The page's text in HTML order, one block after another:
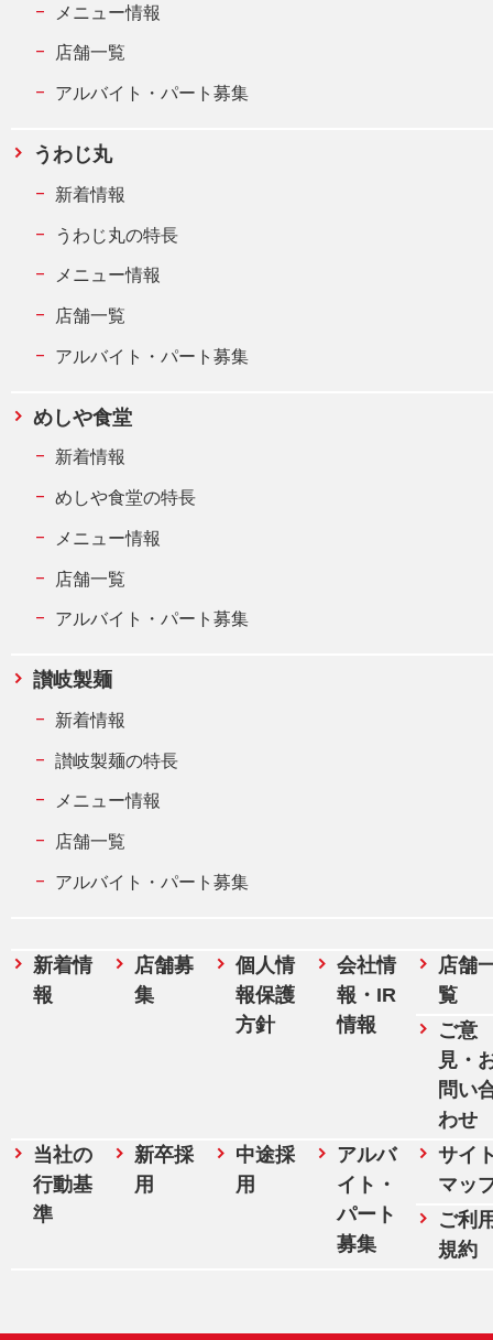
メニュー情報
店舗一覧
アルバイト・パート募集
うわじ丸
新着情報
うわじ丸の特長
メニュー情報
店舗一覧
アルバイト・パート募集
めしや食堂
新着情報
めしや食堂の特長
メニュー情報
店舗一覧
アルバイト・パート募集
讃岐製麺
新着情報
讃岐製麺の特長
メニュー情報
店舗一覧
アルバイト・パート募集
新着情
報
店舗募
集
個人情
報保護
方針
会社情
報・IR
情報
店舗
覧
ご意
見・
問い
わせ
当社の
行動基
準
新卒採
用
中途採
用
アルバ
イト・
パート
募集
サイ
マッ
ご利
規約